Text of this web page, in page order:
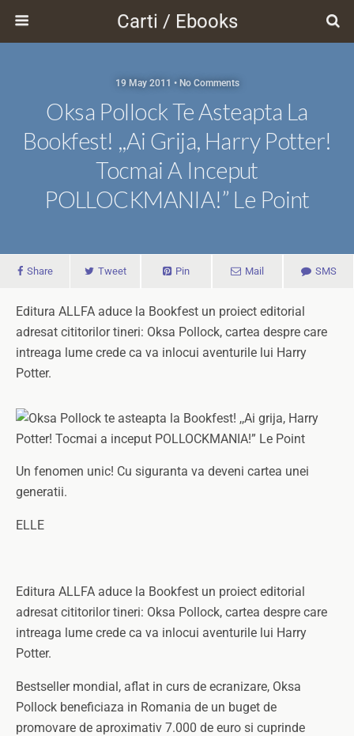
Carti / Ebooks
19 May 2011 • No Comments
Oksa Pollock Te Asteapta La
Bookfest! ,,Ai Grija, Harry Potter!
Tocmai A Inceput
POLLOCKMANIA!” Le Point
Share Tweet Pin Mail SMS
Editura ALLFA aduce la Bookfest un proiect editorial
adresat cititorilor tineri: Oksa Pollock, cartea despre care
intreaga lume crede ca va inlocui aventurile lui Harry
Potter.
Un fenomen unic! Cu siguranta va deveni cartea unei
generatii.
ELLE
Editura ALLFA aduce la Bookfest un proiect editorial
adresat cititorilor tineri: Oksa Pollock, cartea despre care
intreaga lume crede ca va inlocui aventurile lui Harry
Potter.
Bestseller mondial, aflat in curs de ecranizare, Oksa
Pollock beneficiaza in Romania de un buget de
promovare de aproximativ 7.000 de euro si cuprinde